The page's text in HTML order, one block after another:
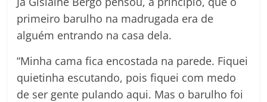
primeiro barulho na madrugada era de
alguém entrando na casa dela.
“Minha cama fica encostada na parede. Fiquei
quietinha escutando, pois fiquei com medo
de ser gente pulando aqui. Mas o barulho foi